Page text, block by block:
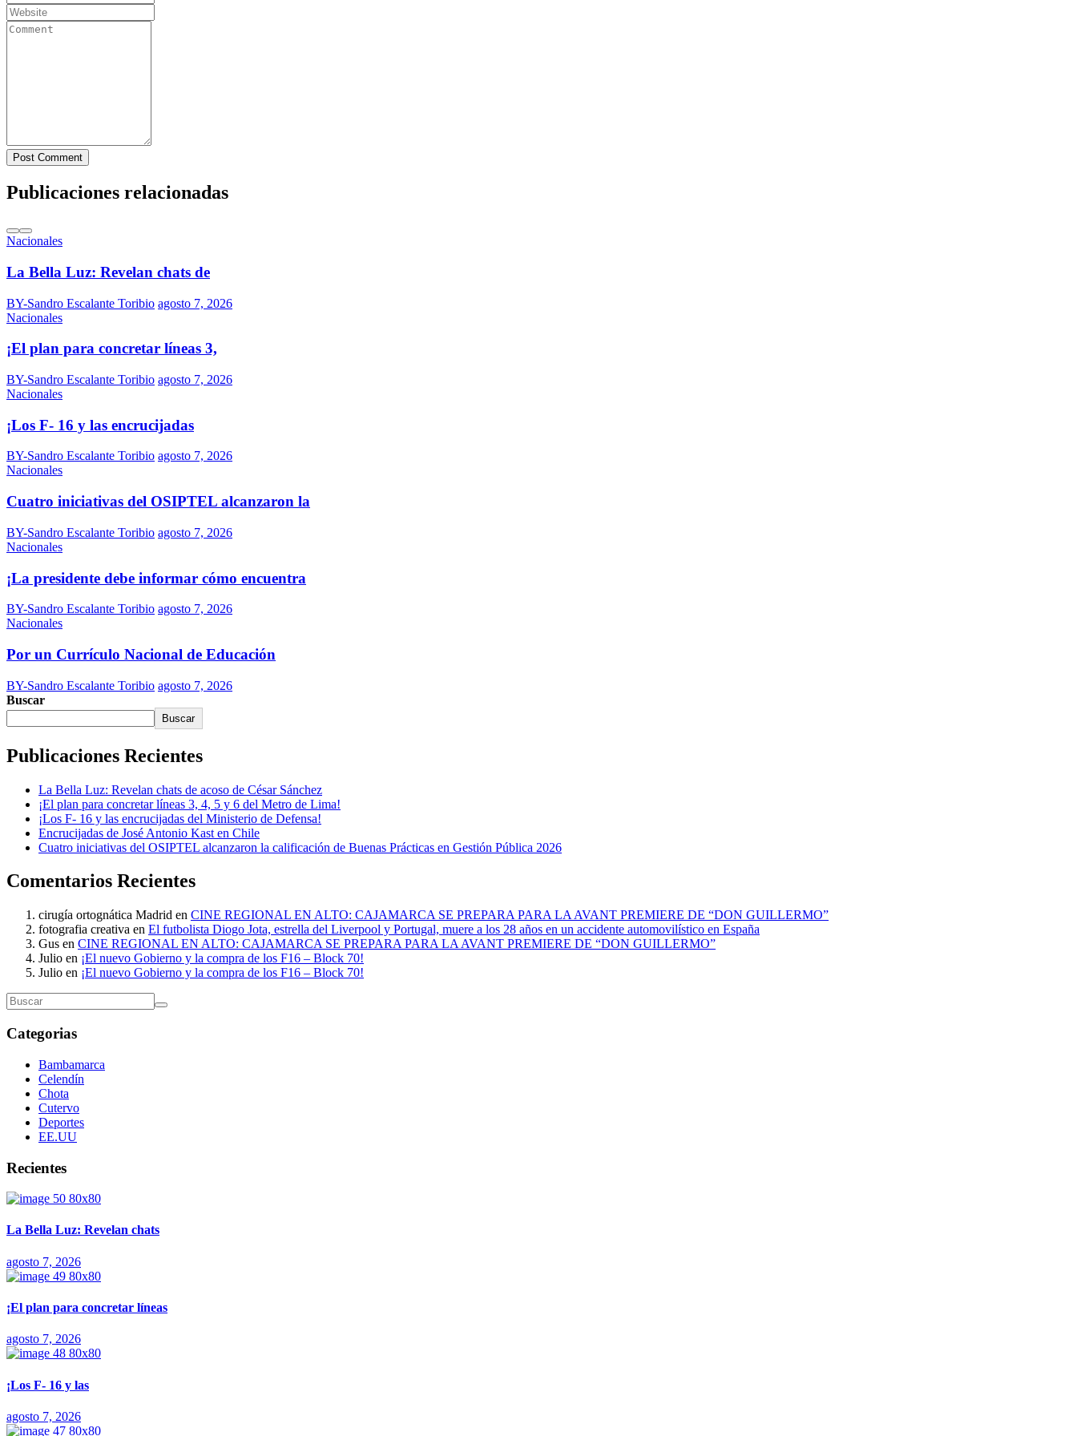
Post Comment
Publicaciones relacionadas
Nacionales
La Bella Luz: Revelan chats de
BY-Sandro Escalante Toribio agosto 7, 2026
Nacionales
¡El plan para concretar líneas 3,
BY-Sandro Escalante Toribio agosto 7, 2026
Nacionales
¡Los F- 16 y las encrucijadas
BY-Sandro Escalante Toribio agosto 7, 2026
Nacionales
Cuatro iniciativas del OSIPTEL alcanzaron la
BY-Sandro Escalante Toribio agosto 7, 2026
Nacionales
¡La presidente debe informar cómo encuentra
BY-Sandro Escalante Toribio agosto 7, 2026
Nacionales
Por un Currículo Nacional de Educación
BY-Sandro Escalante Toribio agosto 7, 2026
Buscar
Buscar
Publicaciones Recientes
La Bella Luz: Revelan chats de acoso de César Sánchez
¡El plan para concretar líneas 3, 4, 5 y 6 del Metro de Lima!
¡Los F- 16 y las encrucijadas del Ministerio de Defensa!
Encrucijadas de José Antonio Kast en Chile
Cuatro iniciativas del OSIPTEL alcanzaron la calificación de Buenas Prácticas en Gestión Pública 2026
Comentarios Recientes
cirugía ortognática Madrid en CINE REGIONAL EN ALTO: CAJAMARCA SE PREPARA PARA LA AVANT PREMIERE DE “DON GUILLERMO”
fotografia creativa en El futbolista Diogo Jota, estrella del Liverpool y Portugal, muere a los 28 años en un accidente automovilístico en España
Gus en CINE REGIONAL EN ALTO: CAJAMARCA SE PREPARA PARA LA AVANT PREMIERE DE “DON GUILLERMO”
Julio en ¡El nuevo Gobierno y la compra de los F16 – Block 70!
Julio en ¡El nuevo Gobierno y la compra de los F16 – Block 70!
Categorias
Bambamarca
Celendín
Chota
Cutervo
Deportes
EE.UU
Recientes
La Bella Luz: Revelan chats
agosto 7, 2026
¡El plan para concretar líneas
agosto 7, 2026
¡Los F- 16 y las
agosto 7, 2026